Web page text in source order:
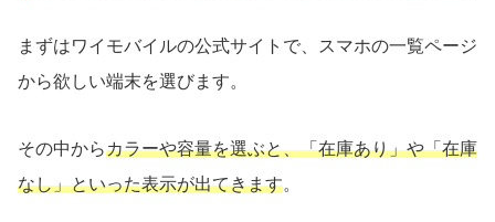
まずはワイモバイルの公式サイトで、スマホの一覧ページ
から欲しい端末を選びます。
その中からカラーや容量を選ぶと、「在庫あり」や「在庫
なし」といった表示が出てきます。